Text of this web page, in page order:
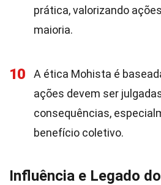
prática, valorizando
maioria.
10
A ética Mohista é
ações devem ser
consequências,
benefício coletivo.
Influência e Legado